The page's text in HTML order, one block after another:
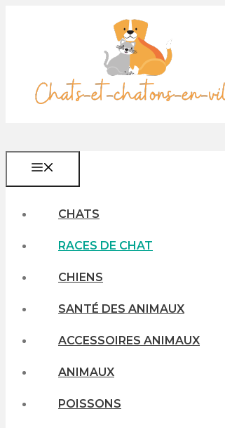
CHATS
RACES DE CHAT
CHIENS
SANTÉ DES ANIMAUX
ACCESSOIRES ANIMAUX
ANIMAUX
POISSONS